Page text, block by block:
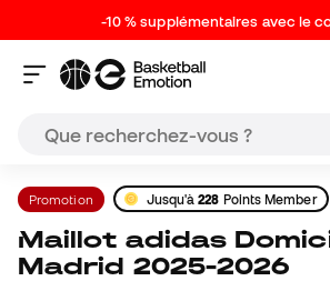
-10 % supplémentaires avec le
Promotion Jusqu'à228 Points Member
Maillot adidas Domicile Real
Madrid 2025-2026